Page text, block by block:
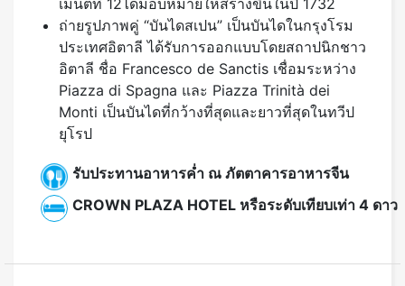
เมนต์ที่ 12ได้มอบหมายให้สร้างขึ้นในปี 1732
ถ่ายรูปภาพคู่ “บันไดสเปน” เป็นบันไดในกรุงโรม
ประเทศอิตาลี ได้รับการออกแบบโดยสถาปนิกชาว
อิตาลี ชื่อ Francesco de Sanctis เชื่อมระหว่าง
Piazza di Spagna และ Piazza Trinità dei
Monti เป็นบันไดที่กว้างที่สุดและยาวที่สุดในทวีป
ยุโรป
รับประทานอาหารค่ำ ณ ภัตตาคารอาหารจีน
CROWN PLAZA HOTEL หรือระดับเทียบเท่า 4 ดาว